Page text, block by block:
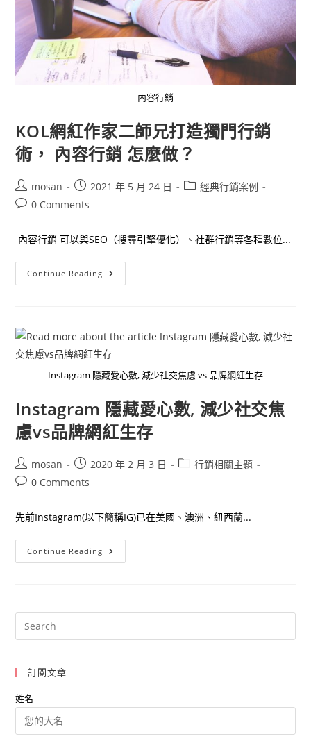
內容行銷
KOL網紅作家二師兄打造獨門行銷
術， 內容行銷 怎麼做？
Post
author:
mosan
Post
published:
2021 年 5 月 24 日
Post經典行銷案例
Post0 Comments
內容行銷 可以與SEO（搜尋引擎優化）、社群行銷等各種數位...
Continue Reading KOL
網
師
兄
打
造
獨
門
銷
術，
內
容
行
怎
麼
Instagram 隱藏愛心數, 減少社交焦慮 vs 品牌網紅生存
Instagram 隱藏愛心數, 減少社交焦
慮vs品牌網紅生存
Post
author:
mosan
Post
published:
2020 年 2 月 3 日
Post行銷相關主題
Post0 Comments
先前Instagram(以下簡稱IG)已在美國、澳洲、紐西蘭...
Continue Reading Instagram
隱
交
紅
訂閱文章
姓名